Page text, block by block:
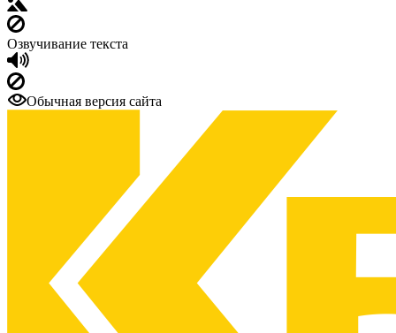
Озвучивание текста
Обычная версия сайта